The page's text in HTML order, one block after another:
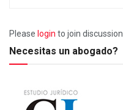
Please login to join discussion
Necesitas un abogado?